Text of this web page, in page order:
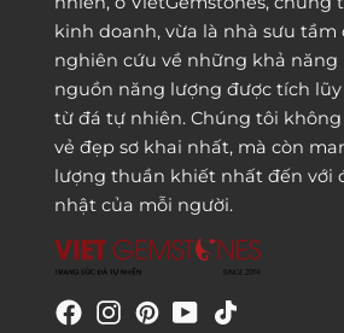
kinh doanh, vừa là nhà sưu
nghiên cứu về những khả năng
nguồn năng lượng được tích
từ đá tự nhiên. Chúng tôi
vẻ đẹp sơ khai nhất, mà còn
lượng thuần khiết nhất đến với
nhật của mỗi người.